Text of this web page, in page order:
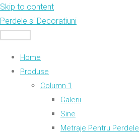
Skip to content
Perdele si Decoratiuni
Home
Produse
Column 1
Galerii
Sine
Metraje Pentru Perdele